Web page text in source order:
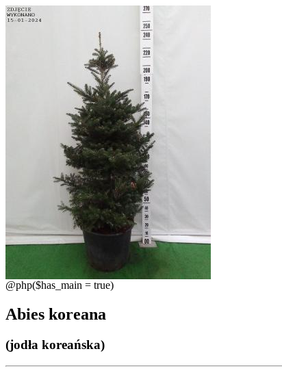
@php($has_main = true)
Abies koreana
(jodła koreańska)